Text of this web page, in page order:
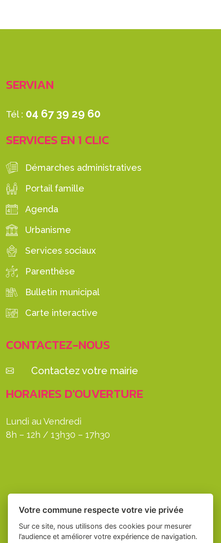
SERVIAN
Tél : 04 67 39 29 60
SERVICES EN 1 CLIC
Démarches administratives
Portail famille
Agenda
Urbanisme
Services sociaux
Parenthèse
Bulletin municipal
Carte interactive
CONTACTEZ-NOUS
Contactez votre mairie
HORAIRES D'OUVERTURE
Lundi au Vendredi
8h – 12h / 13h30 – 17h30
Votre commune respecte votre vie privée
Sur ce site, nous utilisons des cookies pour mesurer
l’audience et améliorer votre expérience de navigation.